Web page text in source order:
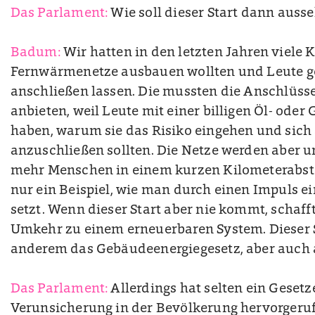
Das Parlament: Wie soll dieser Start dann
Badum:Wir hatten in den letzten Jahren viele
Fernwärmenetze ausbauen wollten und Leute
anschließen lassen. Die mussten die
anbieten, weil Leute mit einer billigen Öl- oder
haben, warum sie das Risiko eingehen und
anzuschließen sollten. Die Netze werden aber
mehr Menschen in einem kurzen
nur ein Beispiel, wie man durch einen Impuls
setzt. Wenn dieser Start aber nie kommt,
Umkehr zu einem erneuerbaren System.
anderem das Gebäudeenergiegesetz, aber auch
Das Parlament: Allerdings hat selten ein
Verunsicherung in der Bevölkerung